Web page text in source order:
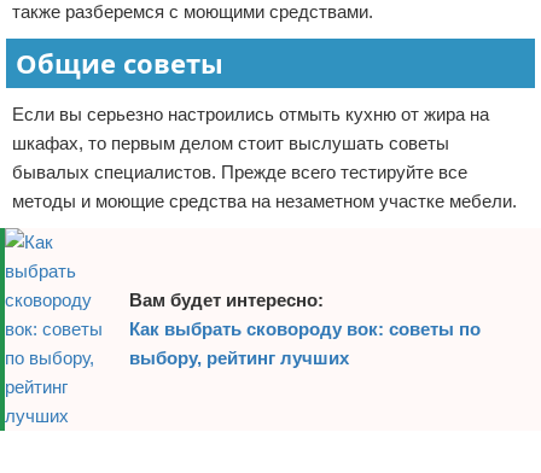
также разберемся с моющими средствами.
Общие советы
Если вы серьезно настроились отмыть кухню от жира на
шкафах, то первым делом стоит выслушать советы
бывалых специалистов. Прежде всего тестируйте все
методы и моющие средства на незаметном участке мебели.
Вам будет интересно:
Как выбрать сковороду вок: советы по
выбору, рейтинг лучших